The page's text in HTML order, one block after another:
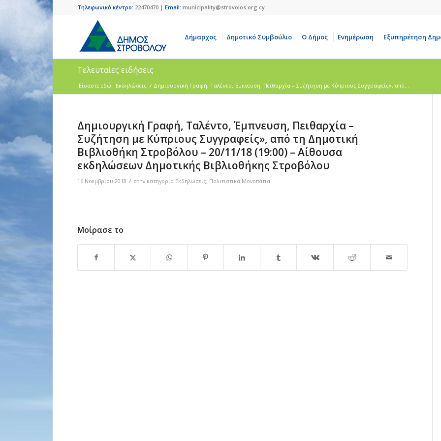
Τηλεφωνικό κέντρο: 22470470 | Email: municipality@strovolos.org.cy
Δήμαρχος Δημοτικό Συμβούλιο Ο Δήμος Ενημέρωση Εξυπηρέτηση
Τελευταίες ειδήσεις
Είσαστε εδώ: Εκδηλώσεις / Δημιουργική Γραφή, Ταλέντο, Έμπνευση, Πειθαρχία – Συζήτηση με Κύπριους Συγγραφείς», από...
Δημιουργική Γραφή, Ταλέντο, Έμπνευση, Πειθαρχία –
Συζήτηση με Κύπριους Συγγραφείς», από τη Δημοτική
Βιβλιοθήκη Στροβόλου – 20/11/18 (19:00) – Αίθουσα
εκδηλώσεων Δημοτικής Βιβλιοθήκης Στροβόλου
16 Νοεμβρίου 2018 / στην κατηγορία Εκδηλώσεις, Πολιτιστικά Μονοπάτια
Μοίρασε το